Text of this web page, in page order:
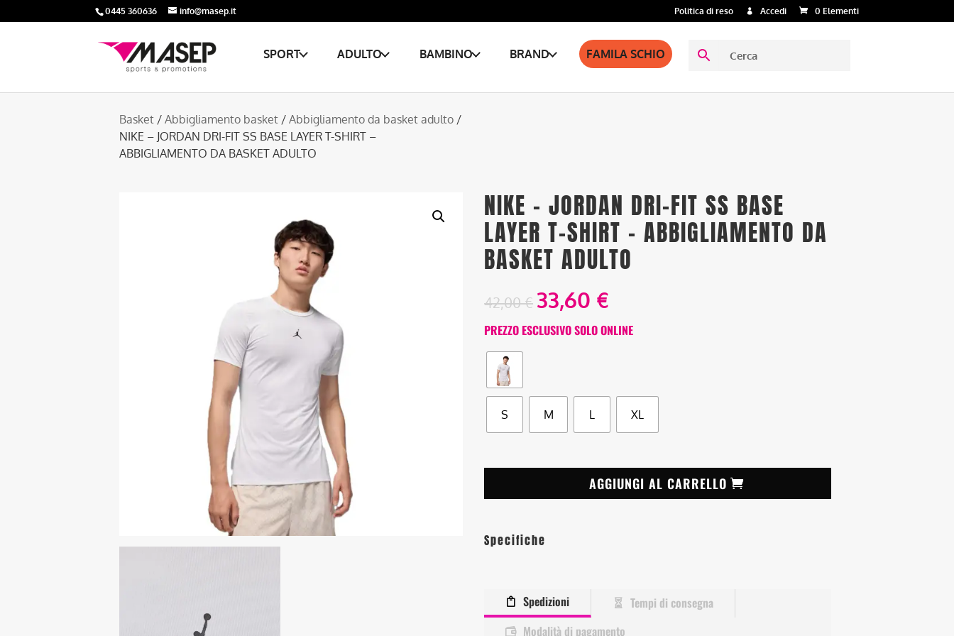
0445 360636 info@masep.it Politica di reso Accedi 0 Elementi
SPORT ADULTO BAMBINO BRAND FAMILA SCHIO
Basket / Abbigliamento basket / Abbigliamento da basket adulto /
NIKE – JORDAN DRI-FIT SS BASE LAYER T-SHIRT –
ABBIGLIAMENTO DA BASKET ADULTO
NIKE – JORDAN DRI-FIT SS BASE
LAYER T-SHIRT – ABBIGLIAMENTO DA
BASKET ADULTO
42,00€ 33,60 €
PREZZO ESCLUSIVO SOLO ONLINE
S M L XL
AGGIUNGI AL CARRELLO
Specifiche
Spedizioni
Tempi di consegna
Modalità di pagamento